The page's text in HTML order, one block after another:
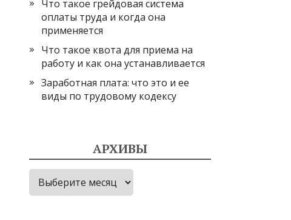
Что такое грейдовая система
оплаты труда и когда она
применяется
Что такое квота для приема на
работу и как она устанавливается
Заработная плата: что это и ее
виды по трудовому кодексу
АРХИВЫ
Архивы